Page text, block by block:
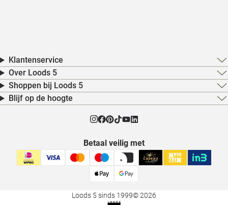
Klantenservice
Over Loods 5
Shoppen bij Loods 5
Blijf op de hoogte
Betaal veilig met
Loods 5 sinds 1999© 2026